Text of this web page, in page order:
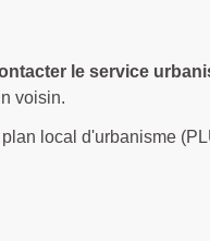
le service
voisin.
local d'urbanisme